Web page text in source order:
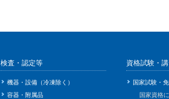
検査・認定等
機器・設備（冷凍除く）
容器・附属品
資格試験・
国家試験・
国家資格